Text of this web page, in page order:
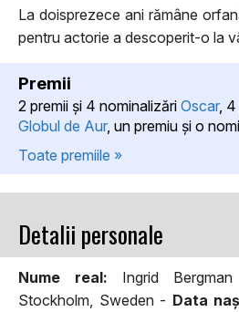
La doisprezece ani rămâne
pentru actorie a descoperit-o la
Premii
2 premii şi 4 nominalizări Oscar, 4
Globul de Aur, un premiu şi o
Toate premiile »
Detalii personale
Nume real: Ingrid
Stockholm, Sweden - Data